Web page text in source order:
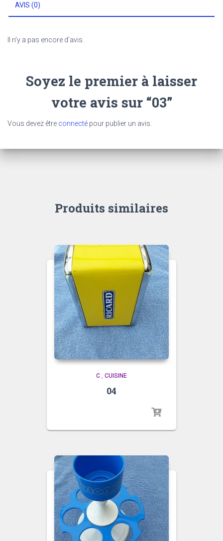
AVIS (0)
Il n’y a pas encore d’avis.
Soyez le premier à laisser
votre avis sur “03”
Vous devez être connecté pour publier un avis.
Produits similaires
C CUISINE
04